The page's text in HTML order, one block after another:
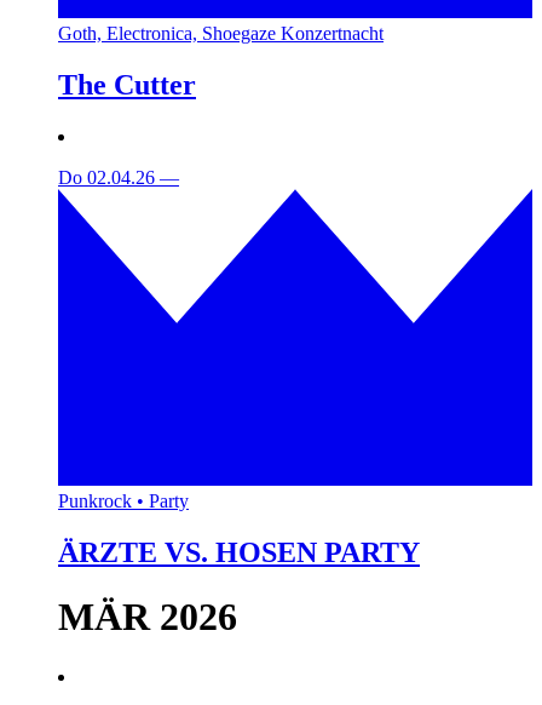
Goth, Electronica, Shoegaze Konzertnacht
The Cutter
Do 02.04.26 —
Punkrock • Party
ÄRZTE VS. HOSEN PARTY
MÄR 2026